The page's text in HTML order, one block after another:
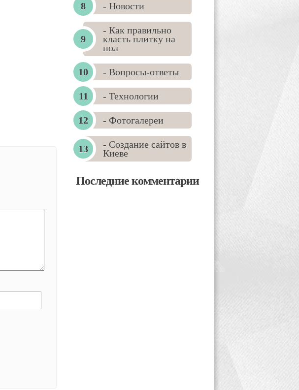
- Новости
- Как правильно
класть плитку на
пол
- Вопросы-ответы
- Технологии
- Фотогалереи
- Создание сайтов в
Киеве
Последние комментарии